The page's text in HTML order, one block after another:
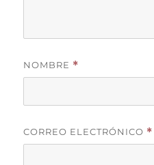
NOMBRE *
CORREO ELECTRÓNICO *